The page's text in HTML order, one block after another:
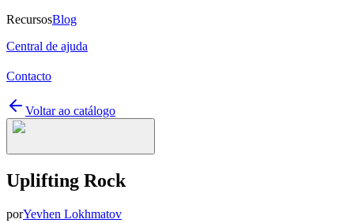
RecursosBlog
Central de ajuda
Contacto
Voltar ao catálogo
Uplifting Rock
porYevhen Lokhmatov